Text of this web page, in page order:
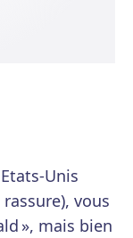
Unis
vous
», mais bien